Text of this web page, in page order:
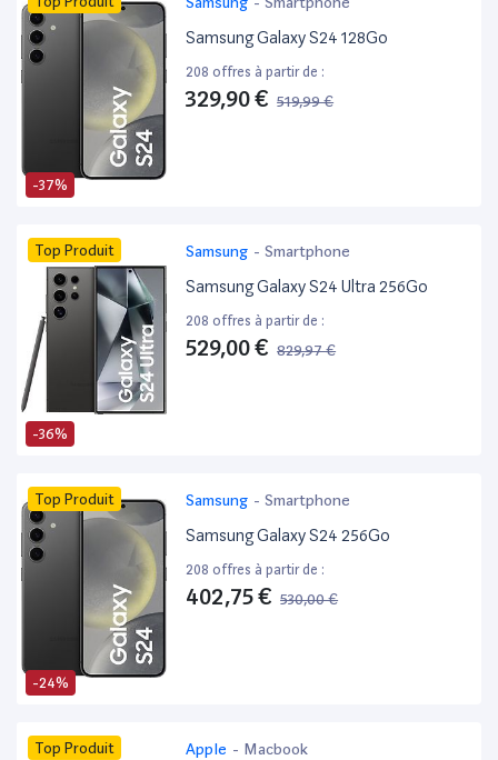
-37%
Samsung Galaxy S24 128Go
208 offres à partir de :
329,90 € 519,99 €
-36%
Top Produit Samsung - Smartphone
Samsung Galaxy S24 Ultra 256Go
208 offres à partir de :
529,00 € 829,97 €
-24%
Top Produit Samsung - Smartphone
Samsung Galaxy S24 256Go
208 offres à partir de :
402,75 € 530,00 €
Top Produit Apple - Macbook